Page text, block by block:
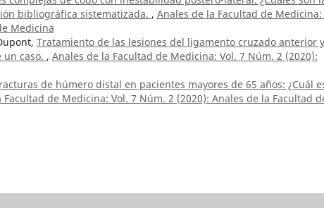
bibliográfica sistematizada. , Anales de la Facultad de Medicina:
Medicina
Tratamiento de las lesiones del ligamento cruzado anterior y
un caso. , Anales de la Facultad de Medicina: Vol. 7 Núm. 2 (2020):
de húmero distal en pacientes mayores de 65 años: ¿Cuál
Facultad de Medicina: Vol. 7 Núm. 2 (2020): Anales de la Facultad